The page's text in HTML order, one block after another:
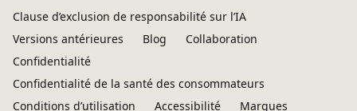
Clause d’exclusion de responsabilité sur l’IA
Versions antérieures
Blog
Collaboration
Confidentialité
Confidentialité de la santé des consommateurs
Conditions d’utilisation
Accessibilité Marques